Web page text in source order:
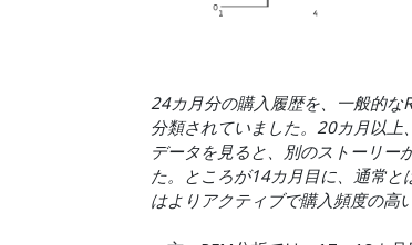
24カ月分の購入履歴を、一般的な
分類されていました。20カ月以
データを見ると、別のストーリー
た。ところが14カ月目に、通常
はよりアクティブで購入頻度の高